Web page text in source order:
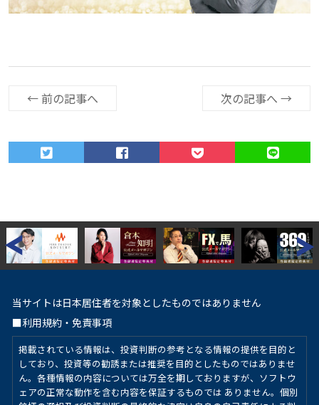
←前の記事へ 次の記事へ →
当サイトは日本居住者を対象としたものではありません
■利用規約・免責事項
掲載されている情報は、投資判断の参考となる情報の提供を目的と
しており、投資等の勧誘または推奨を目的としたものではありませ
ん。各種情報の内容については万全を期しておりますが、ソフトウ
ェアの正常な動作を含む内容を保証するものでは ありません。個別